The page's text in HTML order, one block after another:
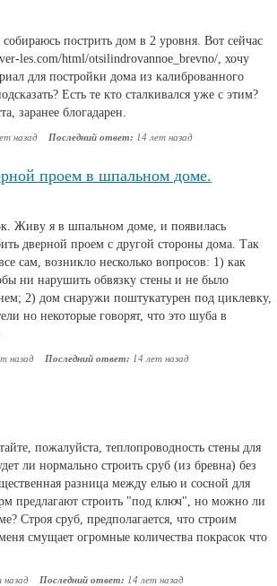
собираюсь пострить дом в 2 уровня. Вот сейчас
les.com/html/otsilindrovannoe_brevno/, хочу
для постройки дома из калиброванного
Есть те кто сталкивался уже с этим?
заранее блогадарен.
назад Последний ответ: 14 лет назад
проем в шпальном доме.
Живу я в шпальном доме, и появилась
дверной проем с другой стороны дома. Так
сам, возникло несколько вопросов: 1) как
ни нарушить обвязку стены и не было
2) дом снаружи поштукатурен под циклевку,
но некоторые говорят, что это шуба в
назад Последний ответ: 14 лет назад
пожалуйста, теплопроводность стены для
ли нормально строить сруб (из бревна) без
разница между елью и сосной для
предлагают строить "под ключ", но можно ли
Строя сруб, предполагается, что строим
смущает огромные количества покрасок что
назад Последний ответ: 14 лет назад